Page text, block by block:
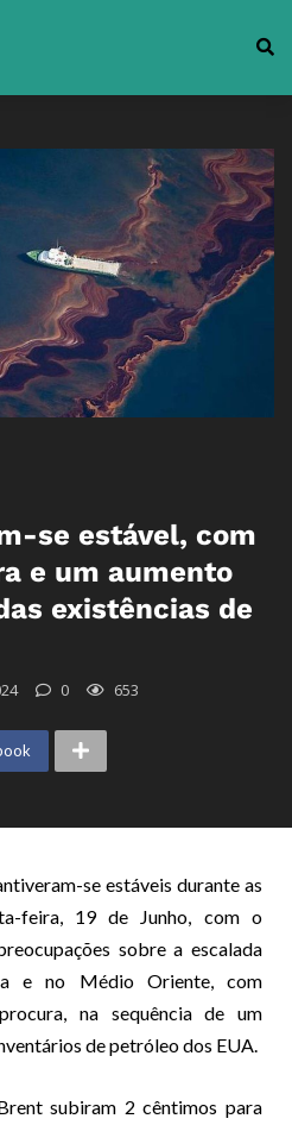
se estável, com
e um aumento
existências de
0 653
se estáveis durante as
feira, 19 de Junho, com o
sobre a escalada
e no Médio Oriente, com
na sequência de um
de petróleo dos EUA.
subiram 2 cêntimos para